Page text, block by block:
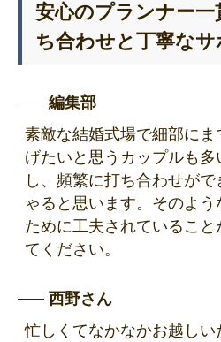
安心のプランナー一
ち合わせと丁寧なサ
編集部
素敵な結婚式場で細部に
げたいと思うカップルも
し、頻繁に打ち合わせが
ゃると思います。そのよ
ために工夫されていること
てください。
西野さん
忙しくてなかなかお越し